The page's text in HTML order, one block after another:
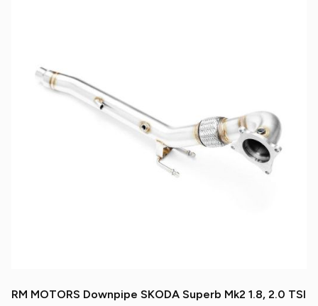
RM MOTORS Downpipe SKODA Superb Mk2 1.8, 2.0 TSI